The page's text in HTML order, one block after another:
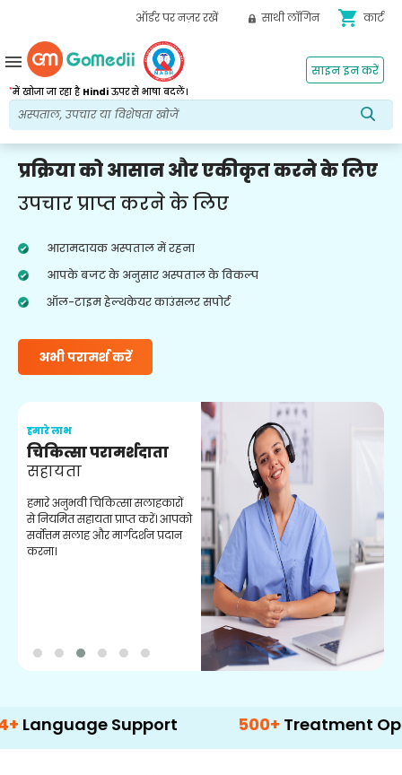
ऑर्डर पर नज़र रखें साथी लॉगिन shopping_cart कार्ट
*में खोजा जा रहा है Hindiऊपर से भाषा बदलें।
साइन इन करें
menu
प्रक्रिया को आसान और एकीकृत करने के लिए
उपचार प्राप्त करने के लिए
आरामदायक अस्पताल में रहना
आपके बजट के अनुसार अस्पताल के विकल्प
ऑल-टाइम हेल्थकेयर काउंसलर सपोर्ट
अभी परामर्श करें
हमारे लाभ
चिकित्सा परामर्शदाता
सहायता
हमारे अनुभवी चिकित्सा सलाहकारों
से नियमित सहायता प्राप्त करें। आपको
सर्वोत्तम सलाह और मार्गदर्शन प्रदान
करना।
Support 500+ Treatment Options